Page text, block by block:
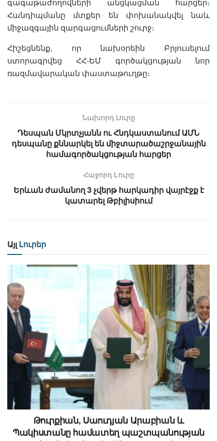
Հանդիպմանը մտքեր են փոխանակվել նաև
միջազգային զարգացումների շուրջ։
Հիշեցնենք, որ նախօրեին Բրյուսելում
ստորագրվեց ՀՀ-ԵՄ գործակցության նոր
ռազմավարական փաստաթուղթը։
Նախորդ Լուրը
Դեսպան Մկրտչյանն ու Հնդկաստանում ԱՄՆ
դեսպանը քննարկել են միջտարածաշրջանային
համագործակցության հարցեր
Հաջորդ Lուրը
Երևան ժամանող 3 չվերթ հարկադիր վայրէջք է
կատարել Թբիլիսիում
Այլ Լուրեր
Թուրքիան, Սաուդյան Արաբիան և
Պակիստանը համատեղ պաշտպանության